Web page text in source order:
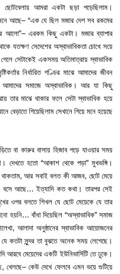
ছোটবেলায় আমরা একটা ছড়া পড়েছিলাম।
আছে– “এক যে ছিল মজার দেশ সব রকমের
আলো”– এরকম কিছু একটা। মজার ব্যাপার
যতক্ষণ সেদেশের অস্বাভাবিকতা চোখে সয়ে
সেটাকেই একসময় অতিমাত্রায় স্বাভাবিক
নির্ধারিত গণ্ডির মাঝে আমাদের জীবন
আমাদের সমাজে অস্বাভাবিক। আর যা কিছু
তার মাঝে থাকার ফলে সেটা স্বাভাবিক হয়ে
গিয়েছিলাম সেখানে গিয়ে মনে হয়েছে
বা কারুর বাসায় হিজাব পড়ে যাওয়ার সময়
দেখতে হতো “আকাশ থেকে পড়া” মুখভঙ্গি।
আর সবাই বলত কী আজব, ছোট মেয়ে
বসে আছে… ইত্যাদি কত কথা। তারপর সেই
ওপর বলতে শিখল যে ছোট মেয়েকে যে তার
হয়নি… বাঁধা দিয়েছিল “অস্বাভাবিক” সমাজ
আলাদা অনুষ্ঠানের স্বাভাবিক আয়োজনের
কতটা সুন্দর তা বুঝতে অনেক সময় লেগেছে।
মেয়েদের একটি ইউনিভার্সিটি তে ঢুকে।
খেলছে– কেউ দেখে ফেলবে এমন ভয়ে গুটিয়ে